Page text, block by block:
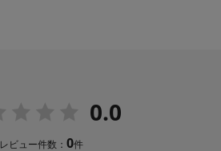
0.0
レビュー件数：0件